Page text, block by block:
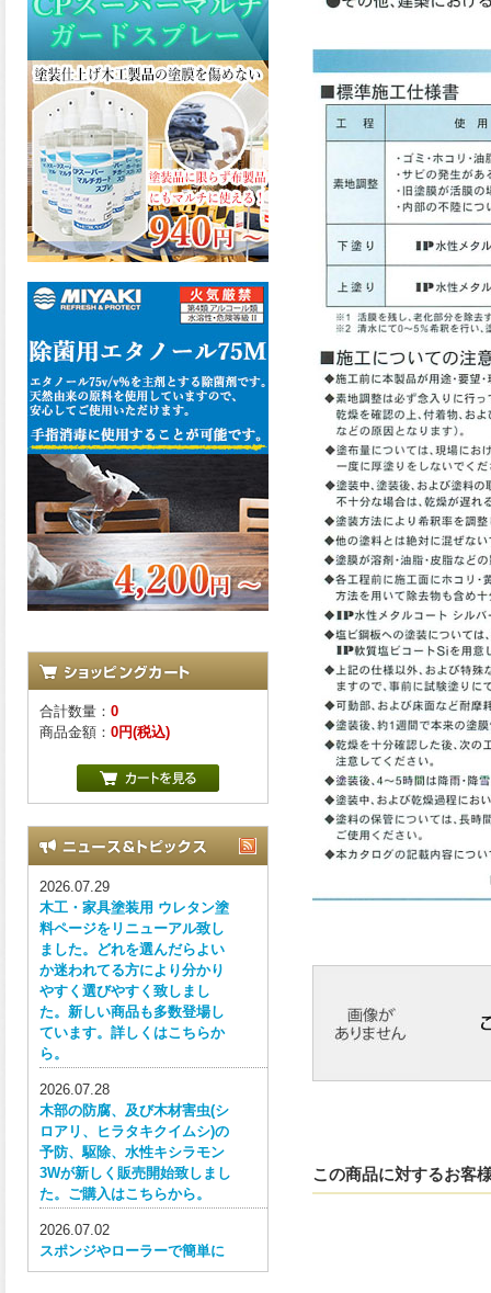
合計数量： 0
商品金額： 0円(税込)
2026.07.29
木工・家具塗装用 ウレタン塗
料ページをリニューアル致し
ました。どれを選んだらよい
か迷われてる方により分かり
やすく選びやすく致しまし
た。新しい商品も多数登場し
ています。詳しくはこちらか
ら。
2026.07.28
木部の防腐、及び木材害虫(シ
ロアリ、ヒラタキクイムシ)の
予防、駆除、水性キシラモン
3Wが新しく販売開始致しまし
た。ご購入はこちらから。
2026.07.02
スポンジやローラーで簡単に
塗ってはがせる目かくし用水
この商品に対するお客